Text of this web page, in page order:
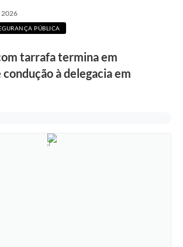
Seletivos
2026
PÚBLICA
tarrafa termina em
à delegacia em